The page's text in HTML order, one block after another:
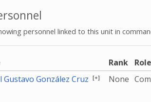
personnel linked to this unit in
Rank Role
Gustavo González Cruz
[+] None